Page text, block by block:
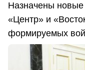
Назначены
«Центр» и
формируемых